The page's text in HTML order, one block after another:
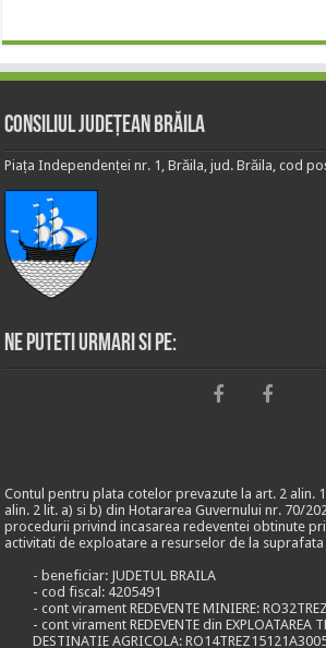
Consiliul Județean Brăila
Piața Independenței nr. 1, Brăila, jud. Brăila, cod
Ne puteti urmari si pe:
Contul pentru plata cotelor prevazute la art. 2 alin.
alin. 2 lit. a) si b) din Hotararea Guvernului nr. 70/
procedurii privind incasarea redeventei obtinute
activitati de exploatare a resurselor de la suprafata
- beneficiar: JUDETUL BRAILA
- cod fiscal: 4205491
- cont virament REDEVENTE MINIERE:
- cont virament REDEVENTE din EXPLOATAREA
DESTINATIE AGRICOLA: